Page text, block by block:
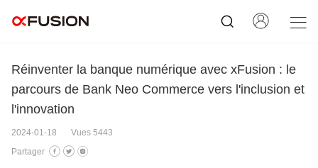
Réinventer la banque numérique avec xFusion : le
parcours de Bank Neo Commerce vers l'inclusion et
l'innovation
2024-01-18
Vues 5443
Partager